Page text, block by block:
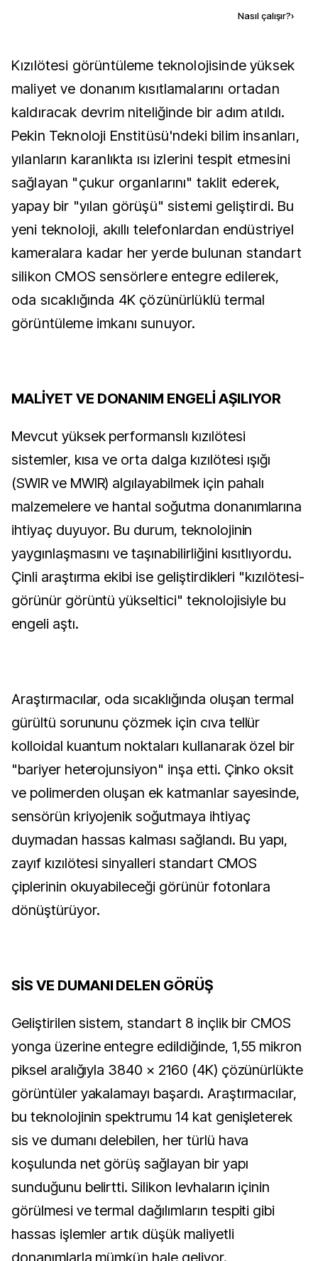
Nasıl çalışır?›
Kızılötesi görüntüleme teknolojisinde yüksek
maliyet ve donanım kısıtlamalarını ortadan
kaldıracak devrim niteliğinde bir adım atıldı.
Pekin Teknoloji Enstitüsü'ndeki bilim insanları,
yılanların karanlıkta ısı izlerini tespit etmesini
sağlayan "çukur organlarını" taklit ederek,
yapay bir "yılan görüşü" sistemi geliştirdi. Bu
yeni teknoloji, akıllı telefonlardan endüstriyel
kameralara kadar her yerde bulunan standart
silikon CMOS sensörlere entegre edilerek,
oda sıcaklığında 4K çözünürlüklü termal
görüntüleme imkanı sunuyor.
MALİYET VE DONANIM ENGELİ AŞILIYOR
Mevcut yüksek performanslı kızılötesi
sistemler, kısa ve orta dalga kızılötesi ışığı
(SWIR ve MWIR) algılayabilmek için pahalı
malzemelere ve hantal soğutma donanımlarına
ihtiyaç duyuyor. Bu durum, teknolojinin
yaygınlaşmasını ve taşınabilirliğini kısıtlıyordu.
Çinli araştırma ekibi ise geliştirdikleri "kızılötesi-
görünür görüntü yükseltici" teknolojisiyle bu
engeli aştı.
Araştırmacılar, oda sıcaklığında oluşan termal
gürültü sorununu çözmek için cıva tellür
kolloidal kuantum noktaları kullanarak özel bir
"bariyer heterojunsiyon" inşa etti. Çinko oksit
ve polimerden oluşan ek katmanlar sayesinde,
sensörün kriyojenik soğutmaya ihtiyaç
duymadan hassas kalması sağlandı. Bu yapı,
zayıf kızılötesi sinyalleri standart CMOS
çiplerinin okuyabileceği görünür fotonlara
dönüştürüyor.
SİS VE DUMANI DELEN GÖRÜŞ
Geliştirilen sistem, standart 8 inçlik bir CMOS
yonga üzerine entegre edildiğinde, 1,55 mikron
piksel aralığıyla 3840 × 2160 (4K) çözünürlükte
görüntüler yakalamayı başardı. Araştırmacılar,
bu teknolojinin spektrumu 14 kat genişleterek
sis ve dumanı delebilen, her türlü hava
koşulunda net görüş sağlayan bir yapı
sunduğunu belirtti. Silikon levhaların içinin
görülmesi ve termal dağılımların tespiti gibi
hassas işlemler artık düşük maliyetli
donanımlarla mümkün hale geliyor.